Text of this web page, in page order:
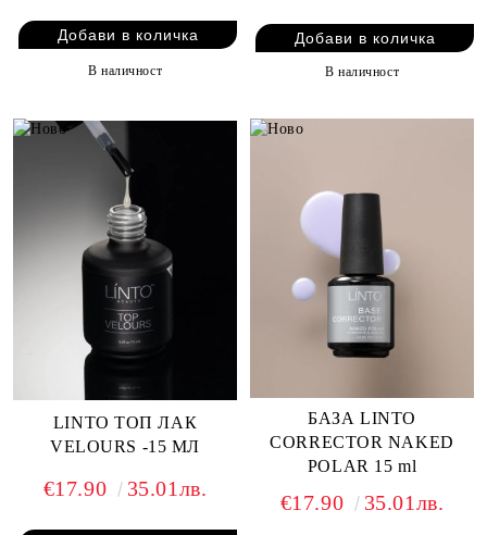
В наличност В наличност
LINTO ТОП ЛАК
VELOURS -15 МЛ
€17.90 35.01лв.
БАЗА LINTO
CORRECTOR NAKED
POLAR 15 ml
€17.90 35.01лв.